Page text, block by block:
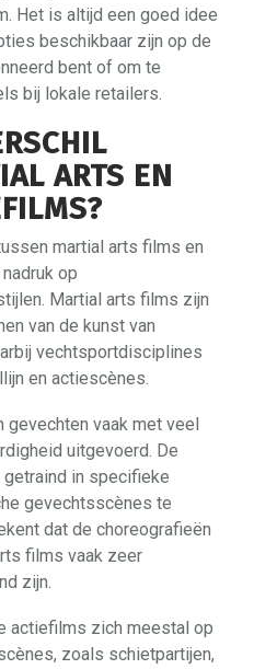
Het is altijd een goed idee
beschikbaar zijn op de
bent of om te
bij lokale retailers.
ARTS EN
martial arts films en
op
Martial arts films zijn
van de kunst van
vechtsportdisciplines
en actiescènes.
gevechten vaak met veel
uitgevoerd. De
in specifieke
gevechtsscènes te
dat de choreografieën
films vaak zeer
zijn.
actiefilms zich meestal op
zoals schietpartijen,